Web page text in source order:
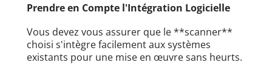
Prendre en Compte l'Intégration Logicielle
Vous devez vous assurer que le **scanner**
choisi s'intègre facilement aux systèmes
existants pour une mise en œuvre sans heurts.